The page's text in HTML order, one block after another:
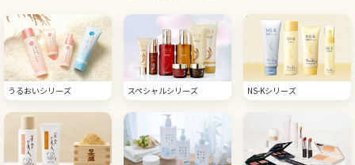
うるおいシリーズ スペシャルシリーズ NS-Kシリーズ